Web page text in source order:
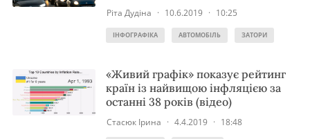
Ріта Дудіна · 10.6.2019 · 10:25
ІНФОГРАФІКА АВТОМОБІЛЬ ЗАТОРИ
«Живий графік» показує рейтинг
країн із найвищою інфляцією за
останні 38 років (відео)
Стасюк Ірина · 4.4.2019 · 18:48